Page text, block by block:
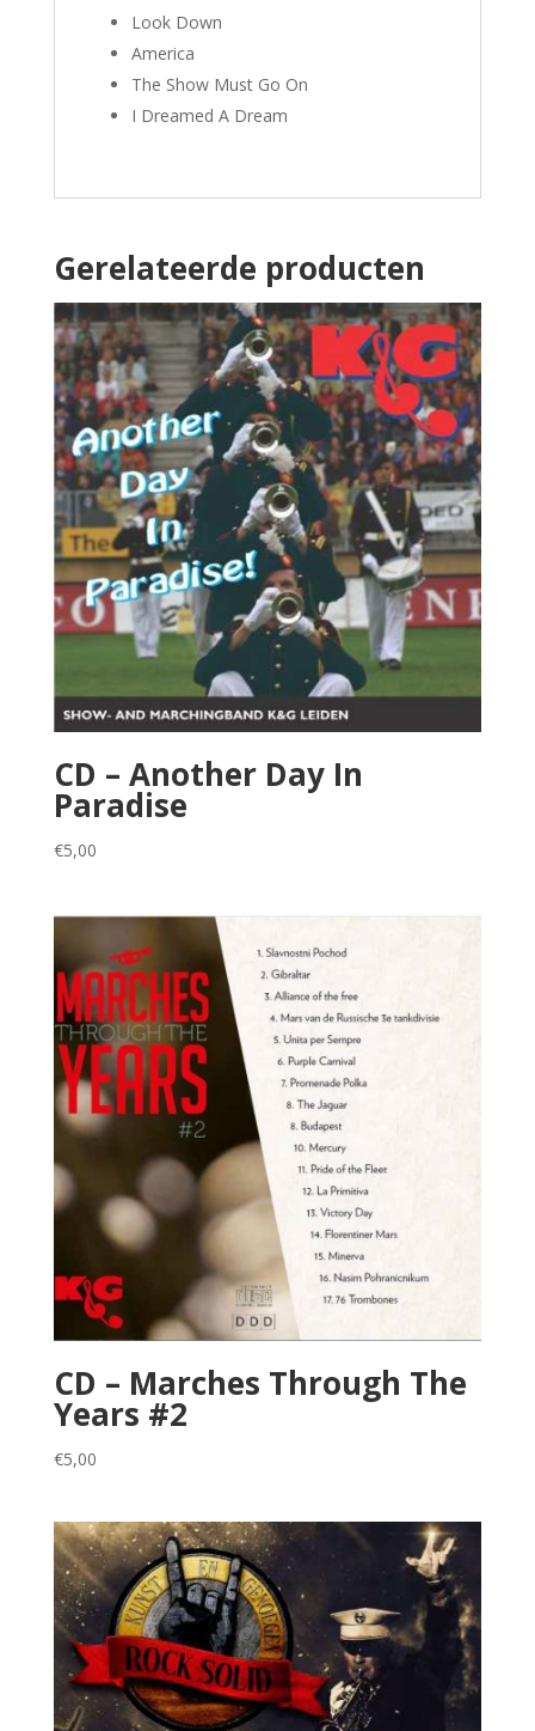
Look Down
America
The Show Must Go On
I Dreamed A Dream
Gerelateerde producten
CD – Another Day In
Paradise
€5,00
CD – Marches Through The
Years #2
€5,00